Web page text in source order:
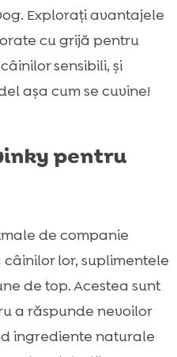
Explorați avantajele
cu grijă pentru
sensibili, și
așa cum se cuvine!
pentru
de companie
lor, suplimentele
de top. Acestea sunt
a răspunde nevoilor
ingrediente naturale